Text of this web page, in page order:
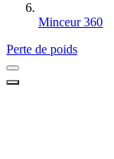
Minceur 360
Perte de poids